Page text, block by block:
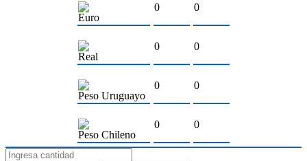
Euro
0 0
Real
0 0
Peso Uruguayo
0 0
Peso Chileno
0 0